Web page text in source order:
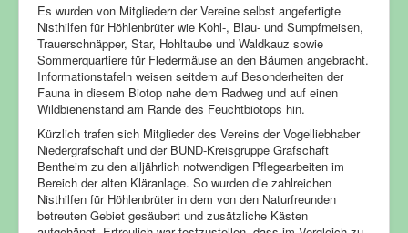
Es wurden von Mitgliedern der Vereine selbst angefertigte
Nisthilfen für Höhlenbrüter wie Kohl-, Blau- und Sumpfmeisen,
Trauerschnäpper, Star, Hohltaube und Waldkauz sowie
Sommerquartiere für Fledermäuse an den Bäumen angebracht.
Informationstafeln weisen seitdem auf Besonderheiten der
Fauna in diesem Biotop nahe dem Radweg und auf einen
Wildbienenstand am Rande des Feuchtbiotops hin.
Kürzlich trafen sich Mitglieder des Vereins der Vogelliebhaber
Niedergrafschaft und der BUND-Kreisgruppe Grafschaft
Bentheim zu den alljährlich notwendigen Pflegearbeiten im
Bereich der alten Kläranlage. So wurden die zahlreichen
Nisthilfen für Höhlenbrüter in dem von den Naturfreunden
betreuten Gebiet gesäubert und zusätzliche Kästen